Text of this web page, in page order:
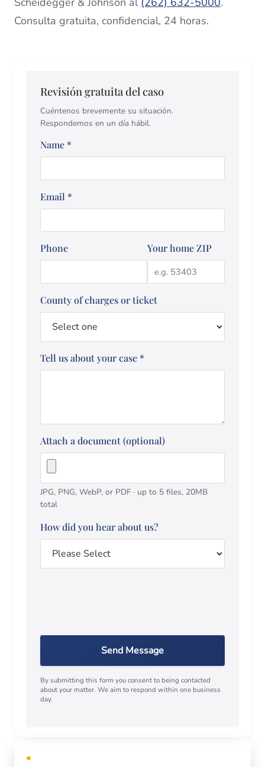
Consulta gratuita, confidencial, 24 horas.
Revisión gratuita del caso
Cuéntenos brevemente su situación.
Respondemos en un día hábil.
Name *
Email *
Phone Your home ZIP
County of charges or ticket
Tell us about your case *
Attach a document (optional)
JPG, PNG, WebP, or PDF · up to 5 files, 20MB
total
How did you hear about us?
Send Message
By submitting this form you consent to being contacted
about your matter. We aim to respond within one business
day.
CONSULTA GRATUITA